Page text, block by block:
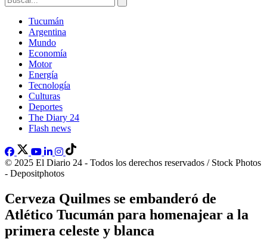
Tucumán
Argentina
Mundo
Economía
Motor
Energía
Tecnología
Culturas
Deportes
The Diary 24
Flash news
© 2025 El Diario 24 - Todos los derechos reservados / Stock Photos
- Depositphotos
Cerveza Quilmes se embanderó de
Atlético Tucumán para homenajear a la
primera celeste y blanca